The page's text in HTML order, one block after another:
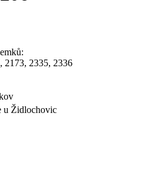
2173, 2335, 2336
u Židlochovic